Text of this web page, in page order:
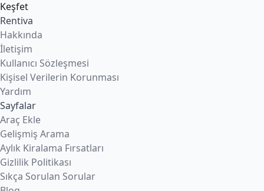
Keşfet
Rentiva
Hakkında
İletişim
Kullanıcı Sözleşmesi
Kişisel Verilerin Korunması
Yardım
Sayfalar
Araç Ekle
Gelişmiş Arama
Aylık Kiralama Fırsatları
Gizlilik Politikası
Sıkça Sorulan Sorular